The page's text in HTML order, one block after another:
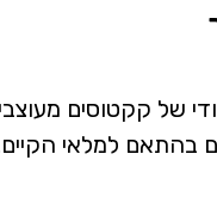
של קקטוסים
בהתאם למלאי